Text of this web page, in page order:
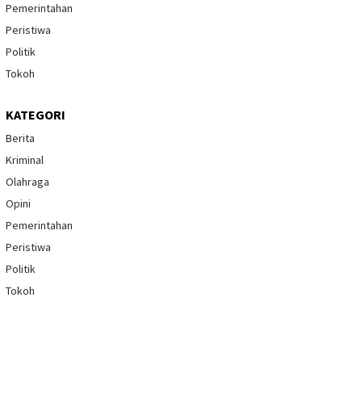
Pemerintahan
Peristiwa
Politik
Tokoh
KATEGORI
Berita
Kriminal
Olahraga
Opini
Pemerintahan
Peristiwa
Politik
Tokoh